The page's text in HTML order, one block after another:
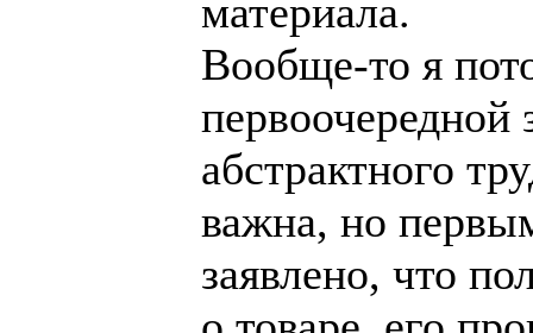
материала.
Вообще-то я
первоочередной
абстрактного
важна, но
заявлено, что